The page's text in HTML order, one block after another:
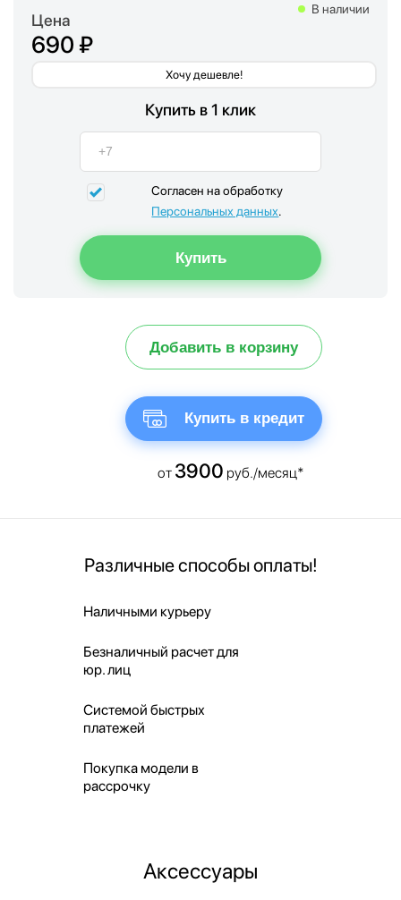
Цена
690 ₽
Хочу дешевле!
В наличии
Купить в 1 клик
Согласен на обработку
Персональных данных.
Добавить в корзину
Купить в кредит
от 3900 руб./месяц*
Различные способы оплаты!
Наличными курьеру
Безналичный расчет для
юр. лиц
Системой быстрых
платежей
Покупка модели в
рассрочку
Аксессуары